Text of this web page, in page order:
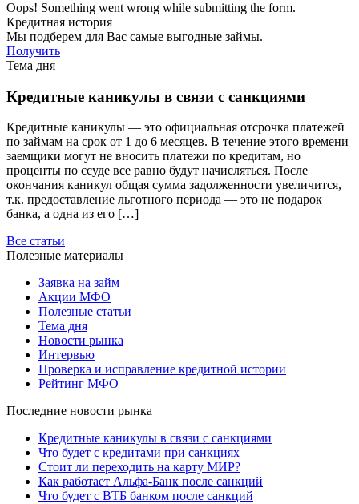
Oops! Something went wrong while submitting the form.
Кредитная история
Мы подберем для Вас самые выгодные займы.
Получить
Тема дня
Кредитные каникулы в связи с санкциями
Кредитные каникулы — это официальная отсрочка платежей
по займам на срок от 1 до 6 месяцев. В течение этого времени
заемщики могут не вносить платежи по кредитам, но
проценты по ссуде все равно будут начисляться. После
окончания каникул общая сумма задолженности увеличится,
т.к. предоставление льготного периода — это не подарок
банка, а одна из его […]
Все статьи
Полезные материалы
Заявка на займ
Акции МФО
Полезные статьи
Тема дня
Новости рынка
Интервью
Проверка и исправление кредитной истории
Рейтинг МФО
Последние новости рынка
Кредитные каникулы в связи с санкциями
Что будет с кредитами при санкциях
Стоит ли переходить на карту МИР?
Как работает Альфа-Банк после санкций
Что будет с ВТБ банком после санкций